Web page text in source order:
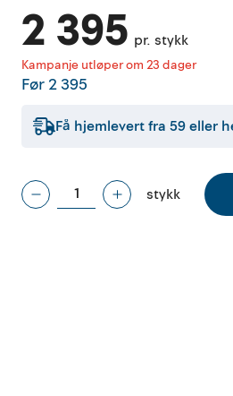
Kampanje utløper om 23 dager
2 395 pr. stykk
Før 2 395
Få hjemlevert fra 59eller
stykk